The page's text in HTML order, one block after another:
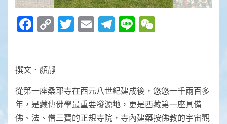
Facebook
CopyTwitter
EmailTelegram
Line
撰文．顏靜
從第一座桑耶寺在西元八世紀建成後，悠悠一千兩百多
年，是藏傳佛學最重要發源地，更是西藏第一座具備
佛、法、僧三寶的正規寺院，寺內建築按佛教的宇宙觀